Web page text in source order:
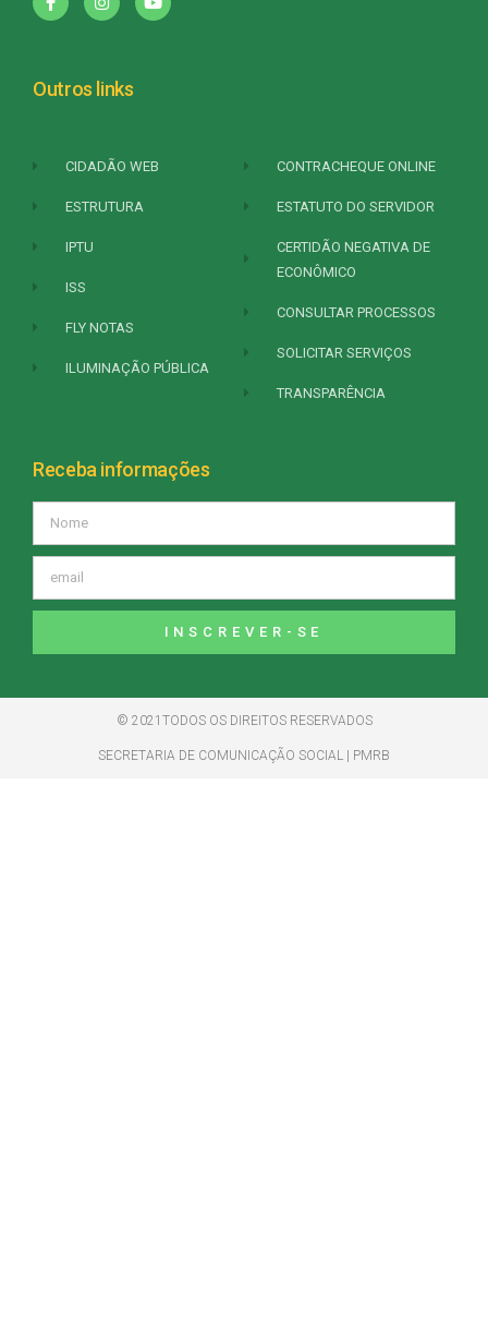
Outros links
CIDADÃO WEB
ESTRUTURA
IPTU
ISS
FLY NOTAS
ILUMINAÇÃO PÚBLICA
CONTRACHEQUE ONLINE
ESTATUTO DO SERVIDOR
CERTIDÃO NEGATIVA DE
ECONÔMICO
CONSULTAR PROCESSOS
SOLICITAR SERVIÇOS
TRANSPARÊNCIA
Receba informações
INSCREVER-SE
© 2021TODOS OS DIREITOS RESERVADOS
SECRETARIA DE COMUNICAÇÃO SOCIAL | PMRB